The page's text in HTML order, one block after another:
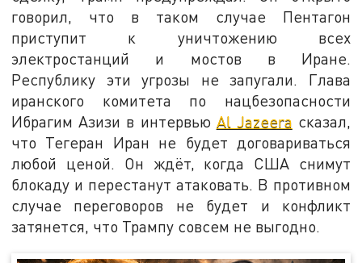
говорил, что в таком случае Пентагон
приступит к уничтожению всех
электростанций и мостов в Иране.
Республику эти угрозы не запугали. Глава
иранского комитета по нацбезопасности
Ибрагим Азизи в интервью Al Jazeera сказал,
что Тегеран Иран не будет договариваться
любой ценой. Он ждёт, когда США снимут
блокаду и перестанут атаковать. В противном
случае переговоров не будет и конфликт
затянется, что Трампу совсем не выгодно.